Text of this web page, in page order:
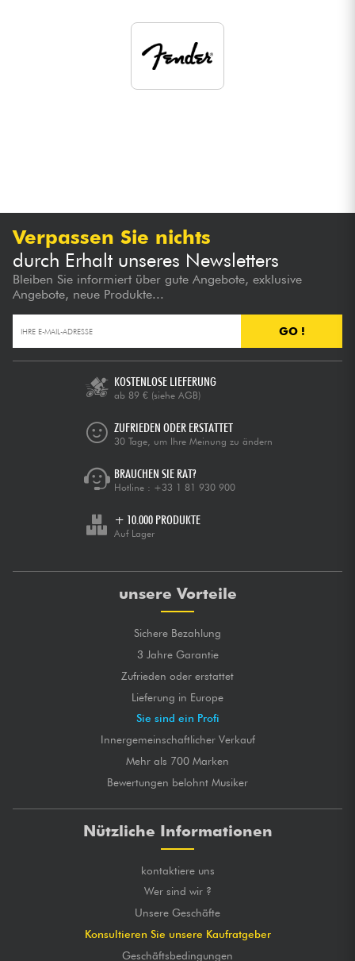
Sehen Sie sich unsere Marken an
Verpassen Sie nichts
durch Erhalt unseres Newsletters
Bleiben Sie informiert über gute Angebote, exklusive
Angebote, neue Produkte...
GO !
KOSTENLOSE LIEFERUNG
ab 89 € (siehe AGB)
ZUFRIEDEN ODER ERSTATTET
30 Tage, um Ihre Meinung zu ändern
BRAUCHEN SIE RAT?
Hotline : +33 1 81 930 900
+ 10.000 PRODUKTE
Auf Lager
unsere Vorteile
Sichere Bezahlung
3 Jahre Garantie
Zufrieden oder erstattet
Lieferung in Europe
Sie sind ein Profi
Innergemeinschaftlicher Verkauf
Mehr als 700 Marken
Bewertungen belohnt Musiker
Nützliche Informationen
kontaktiere uns
Wer sind wir ?
Unsere Geschäfte
Konsultieren Sie unsere Kaufratgeber
Geschäftsbedingungen